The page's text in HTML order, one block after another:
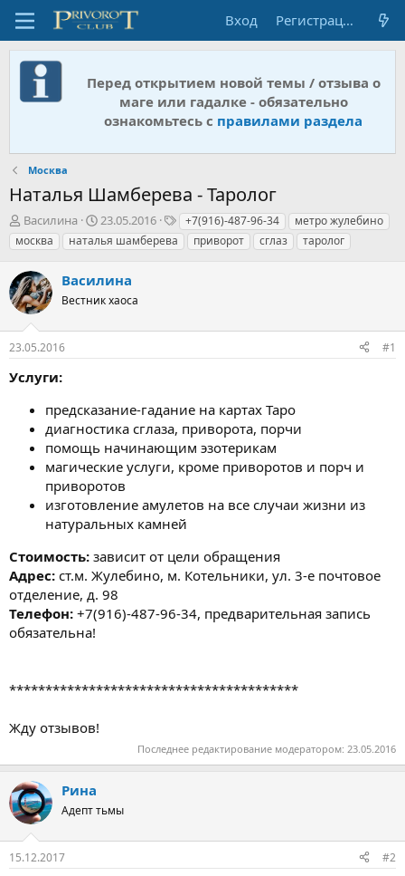
Вход Регистрация
Перед открытием новой темы / отзыва о
маге или гадалке - обязательно
ознакомьтесь с правилами раздела
Москва
Наталья Шамберева - Таролог
А
в
т
о
р
т
е
м
ы
Василина
Д
а
т
н
а
а
23.05.2016
Т
е
г
+7(916)-487-96-34
метро жулебино
москва
наталья шамберева приворот сглаз таролог
Василина
Вестник хаоса
23.05.2016 #1
Услуги:
предсказание-гадание на картах Таро
диагностика сглаза, приворота, порчи
помощь начинающим эзотерикам
магические услуги, кроме приворотов и порч и
приворотов
изготовление амулетов на все случаи жизни из
натуральных камней
Стоимость: зависит от цели обращения
Адрес: ст.м. Жулебино, м. Котельники, ул. 3-е почтовое
отделение, д. 98
Телефон: +7(916)-487-96-34, предварительная запись
обязательна!
****************************************
Жду отзывов!
Последнее редактирование модератором: 23.05.2016
Рина
Адепт тьмы
15.12.2017 #2